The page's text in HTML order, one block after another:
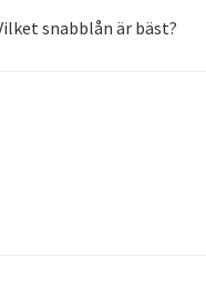
snabblån är bäst?